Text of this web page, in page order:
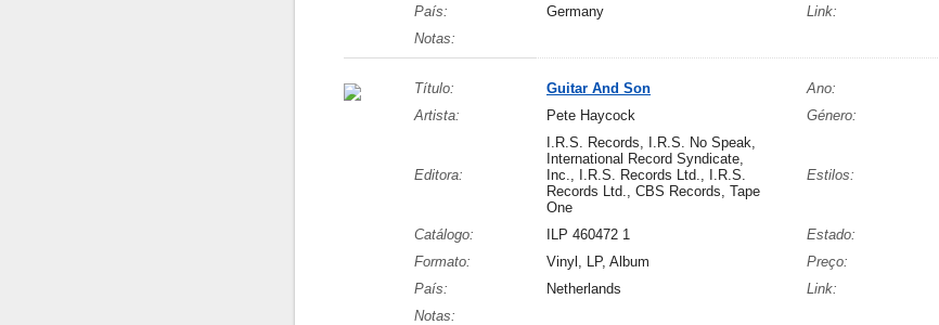
País:
Germany Link:
Notas:
Título: Guitar And Son Ano:
Artista:
Pete Haycock Género:
Editora:
I.R.S. Records, I.R.S. No Speak,
International Record Syndicate,
Inc., I.R.S. Records Ltd., I.R.S.
Records Ltd., CBS Records, Tape
One
Estilos:
Catálogo: ILP 460472 1 Estado:
Formato:
Vinyl, LP, Album Preço:
País:
Netherlands Link:
Notas: